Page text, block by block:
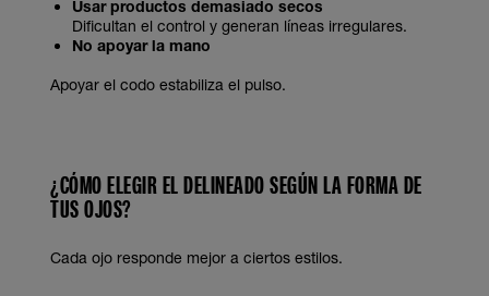
Usar productos demasiado secos
Dificultan el control y generan líneas irregulares.
No apoyar la mano
Apoyar el codo estabiliza el pulso.
¿CÓMO ELEGIR EL DELINEADO SEGÚN LA FORMA DE
TUS OJOS?
Cada ojo responde mejor a ciertos estilos.